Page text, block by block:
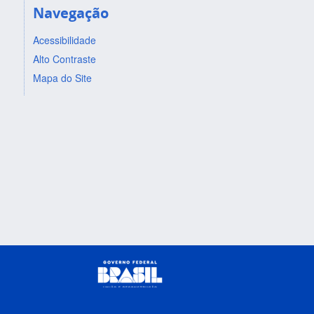
Navegação
Acessibilidade
Alto Contraste
Mapa do Site